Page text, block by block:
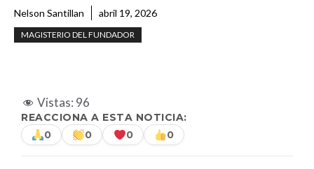
Nelson Santillan abril 19, 2026
MAGISTERIO DEL FUNDADOR
Vistas: 96
REACCIONA A ESTA NOTICIA:
0
0 0 0